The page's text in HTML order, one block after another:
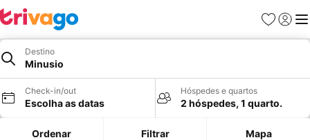
Favoritos
Iniciar
Destino
Minusio
Check-in/out
Escolha as datas
Hóspedes e quartos
2 hóspedes, 1 quarto.
Ordenar Filtrar Mapa